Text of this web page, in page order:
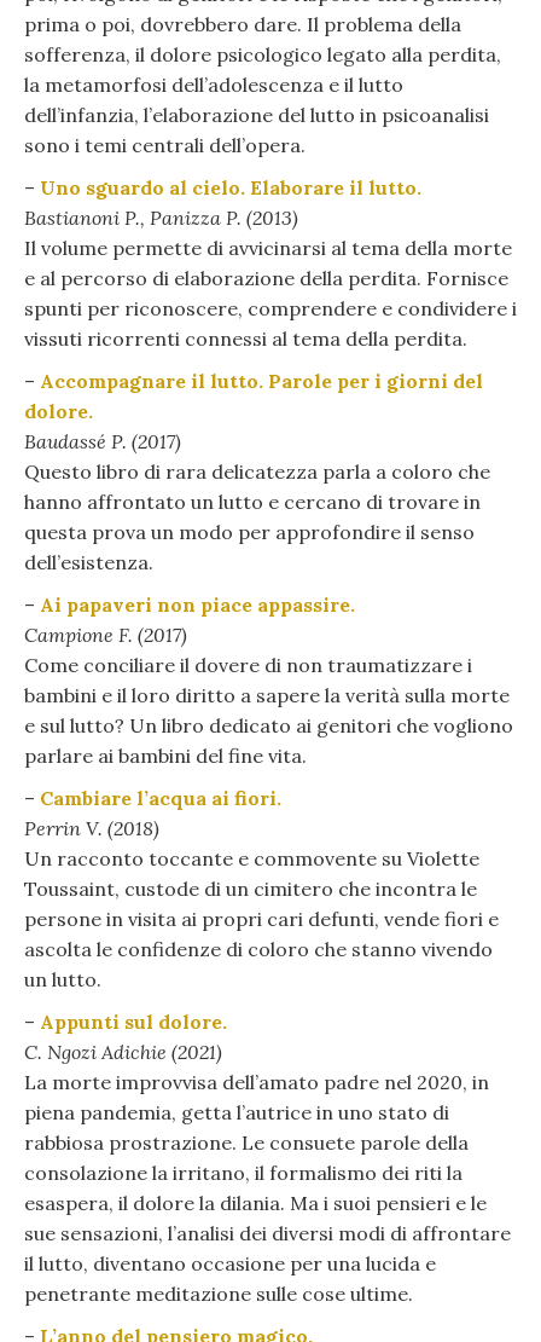
prima o poi, dovrebbero dare. Il problema della
sofferenza, il dolore psicologico legato alla perdita,
la metamorfosi dell’adolescenza e il lutto
dell’infanzia, l’elaborazione del lutto in psicoanalisi
sono i temi centrali dell’opera.
– Uno sguardo al cielo. Elaborare il lutto.
Bastianoni P., Panizza P. (2013)
Il volume permette di avvicinarsi al tema della morte
e al percorso di elaborazione della perdita. Fornisce
spunti per riconoscere, comprendere e condividere i
vissuti ricorrenti connessi al tema della perdita.
– Accompagnare il lutto. Parole per i giorni del
dolore.
Baudassé P. (2017)
Questo libro di rara delicatezza parla a coloro che
hanno affrontato un lutto e cercano di trovare in
questa prova un modo per approfondire il senso
dell’esistenza.
– Ai papaveri non piace appassire.
Campione F. (2017)
Come conciliare il dovere di non traumatizzare i
bambini e il loro diritto a sapere la verità sulla morte
e sul lutto? Un libro dedicato ai genitori che vogliono
parlare ai bambini del fine vita.
– Cambiare l’acqua ai fiori.
Perrin V. (2018)
Un racconto toccante e commovente su Violette
Toussaint, custode di un cimitero che incontra le
persone in visita ai propri cari defunti, vende fiori e
ascolta le confidenze di coloro che stanno vivendo
un lutto.
– Appunti sul dolore.
C. Ngozi Adichie (2021)
La morte improvvisa dell’amato padre nel 2020, in
piena pandemia, getta l’autrice in uno stato di
rabbiosa prostrazione. Le consuete parole della
consolazione la irritano, il formalismo dei riti la
esaspera, il dolore la dilania. Ma i suoi pensieri e le
sue sensazioni, l’analisi dei diversi modi di affrontare
il lutto, diventano occasione per una lucida e
penetrante meditazione sulle cose ultime.
– L’anno del pensiero magico.